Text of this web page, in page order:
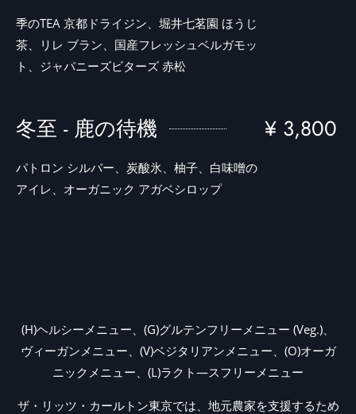
季のTEA 京都ドライジン、堀井七茗園 ほうじ
茶、リレ ブラン、国産フレッシュベルガモッ
ト、ジャパニーズビターズ 赤松
冬至 - 鹿の待機 ¥ 3,800
パトロン シルバー、炭酸氷、柚子、白味噌の
アイレ、オーガニック アガベシロップ
(H)ヘルシーメニュー、(G)グルテンフリーメニュー (Veg.)、
ヴィーガンメニュー、(V)ベジタリアンメニュー、(O)オーガ
ニックメニュー、(L)ラクト―スフリーメニュー
ザ・リッツ・カールトン東京では、地元農家を支援するため